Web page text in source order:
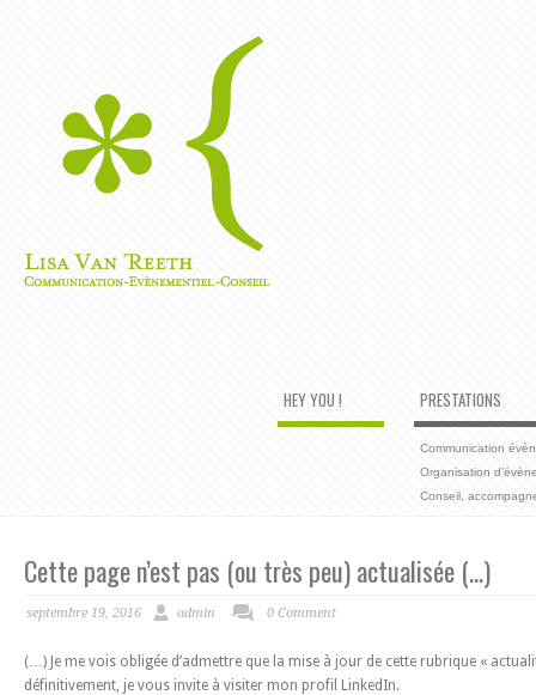
HEY YOU ! PRESTATIONS
Communication
Organisation
Conseil,
Cette page n’est pas (ou très peu) actualisée (…)
septembre 19, 2016 admin 0 Comment
(…) Je me vois obligée d’admettre que la mise à jour de cette rubrique «
définitivement, je vous invite à visiter mon profil LinkedIn.